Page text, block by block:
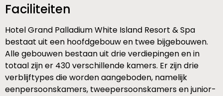
Faciliteiten
Hotel Grand Palladium White Island Resort & Spa
bestaat uit een hoofdgebouw en twee bijgebouwen.
Alle gebouwen bestaan uit drie verdiepingen en in
totaal zijn er 430 verschillende kamers. Er zijn drie
verblijftypes die worden aangeboden, namelijk
eenpersoonskamers, tweepersoonskamers en junior-